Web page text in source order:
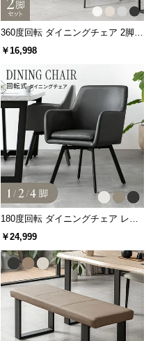
360度回転 ダイニングチェア 2脚セ
ット
￥16,998
180度回転 ダイニングチェア レザ
ー調 2脚セット スチールレッグ ブ
￥24,999